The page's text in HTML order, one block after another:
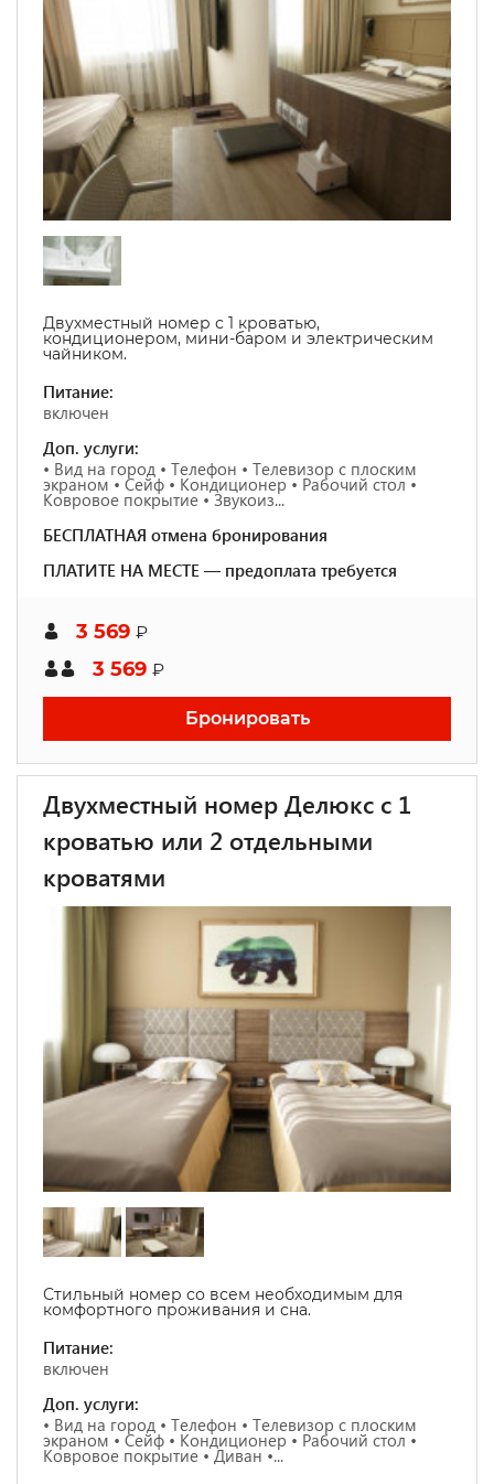
Двухместный номер с 1 кроватью,
кондиционером, мини-баром и электрическим
чайником.
Питание:
включен
Доп. услуги:
• Вид на город • Телефон • Телевизор с плоским
экраном • Сейф • Кондиционер • Рабочий стол •
Ковровое покрытие • Звукоиз...
БЕСПЛАТНАЯ отмена бронирования
ПЛАТИТЕ НА МЕСТЕ — предоплата требуется
3 569 ₽
3 569 ₽
Бронировать
Двухместный номер Делюкс с 1
кроватью или 2 отдельными
кроватями
Стильный номер со всем необходимым для
комфортного проживания и сна.
Питание:
включен
Доп. услуги:
• Вид на город • Телефон • Телевизор с плоским
экраном • Сейф • Кондиционер • Рабочий стол •
Ковровое покрытие • Диван •...